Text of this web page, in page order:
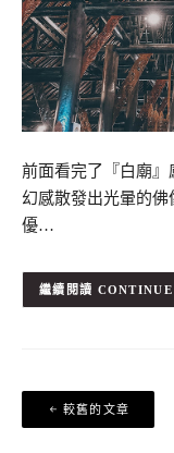
前面看完了『白廟
幻感散發出光暈的
優…
文
章
較舊的文章